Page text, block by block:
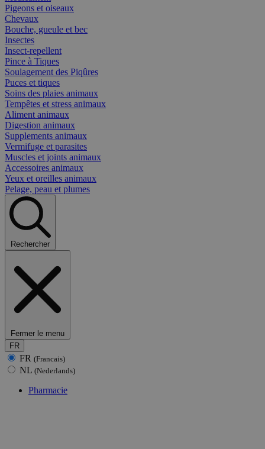
Pigeons et oiseaux
Chevaux
Bouche, gueule et bec
Insectes
Insect-repellent
Pince à Tiques
Soulagement des Piqûres
Puces et tiques
Soins des plaies animaux
Tempêtes et stress animaux
Aliment animaux
Digestion animaux
Supplements animaux
Vermifuge et parasites
Muscles et joints animaux
Accessoires animaux
Yeux et oreilles animaux
Pelage, peau et plumes
Rechercher
Fermer le menu
FR
FR (Francais)
NL (Nederlands)
Pharmacie